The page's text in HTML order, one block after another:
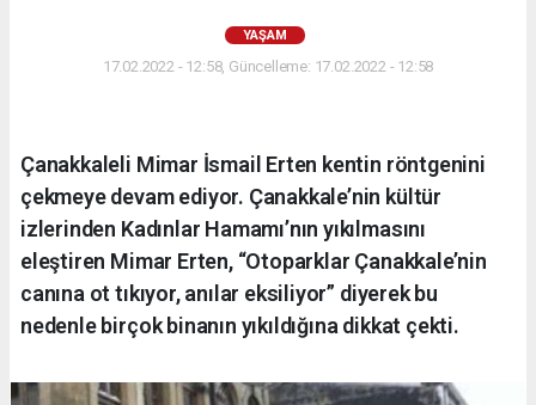
YAŞAM
17.02.2022 - 12:58, Güncelleme: 17.02.2022 - 12:58
Çanakkaleli Mimar İsmail Erten kentin röntgenini
çekmeye devam ediyor. Çanakkale’nin kültür
izlerinden Kadınlar Hamamı’nın yıkılmasını
eleştiren Mimar Erten, “Otoparklar Çanakkale’nin
canına ot tıkıyor, anılar eksiliyor” diyerek bu
nedenle birçok binanın yıkıldığına dikkat çekti.